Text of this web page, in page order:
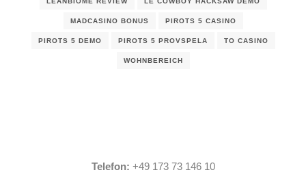
MADCASINO BONUS PIROTS 5 CASINO
PIROTS 5 DEMO PIROTS 5 PROVSPELA TO CASINO
WOHNBEREICH
Telefon: +49 173 73 146 10